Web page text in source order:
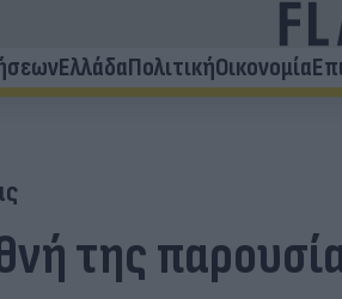
ΕλλάδαΠολιτικήΟικονομία
της